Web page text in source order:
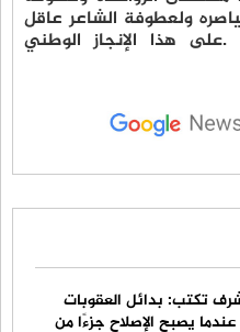
ولعطوفة الشاعر عاقل
.على هذا الإنجاز الوطني
تكتب: بدائل العقوبات
يصبح الإصلاح جزءًا من